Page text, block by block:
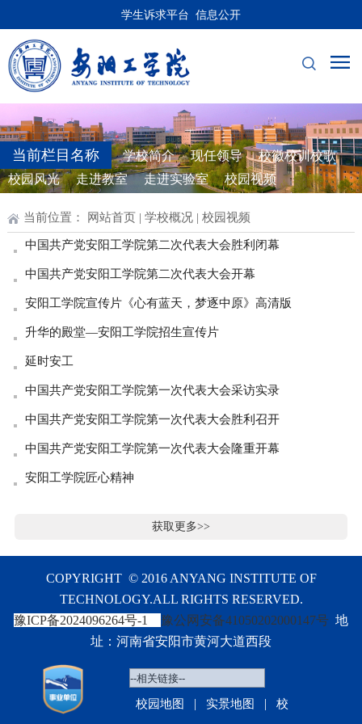
学生诉求平台 信息公开
当前栏目名称 学校简介 现任领导
校徽校训校歌
校园风光
走进教室 走进实验室 校园视频
当前位置： 网站首页| 学校概况| 校园视频
中国共产党安阳工学院第二次代表大会胜利闭幕
中国共产党安阳工学院第二次代表大会开幕
安阳工学院宣传片《心有蓝天，梦逐中原》高清版
升华的殿堂—安阳工学院招生宣传片
延时安工
中国共产党安阳工学院第一次代表大会采访实录
中国共产党安阳工学院第一次代表大会胜利召开
中国共产党安阳工学院第一次代表大会隆重开幕
安阳工学院匠心精神
获取更多>>
COPYRIGHT © 2016 ANYANG INSTITUTE OF
TECHNOLOGY.ALL RIGHTS RESERVED.
豫ICP备2024096264号-1
豫公网安备41050202000147号 地
址：河南省安阳市黄河大道西段
校园地图 | 实景地图 | 校